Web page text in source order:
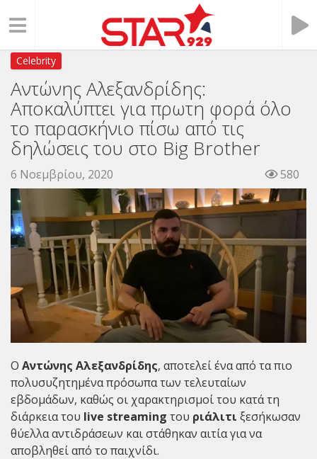
Celebrity
Αντώνης Αλεξανδρίδης:
Αποκαλύπτει για πρωτη φορά όλο
το παρασκήνιο πίσω από τις
δηλώσεις του στο Big Brother
6 Νοεμβρίου, 2020 580
Ο Αντώνης Αλεξανδρίδης, αποτελεί ένα από τα πιο
πολυσυζητημένα πρόσωπα των τελευταίων
εβδομάδων, καθώς οι χαρακτηρισμοί του κατά τη
διάρκεια του live streaming του ριάλιτι ξεσήκωσαν
θύελλα αντιδράσεων και στάθηκαν αιτία για να
αποβληθεί από το παιχνίδι.